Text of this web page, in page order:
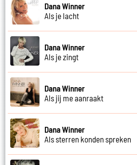
Dana Winner
Als je lacht
Dana Winner
Als je zingt
Dana Winner
Als jij me aanraakt
Dana Winner
Als sterren konden spreken